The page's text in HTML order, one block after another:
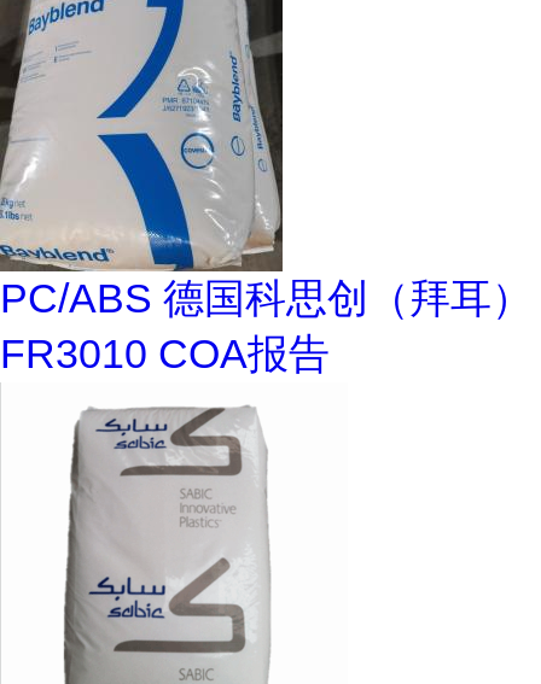
PC/ABS 德国科思创（拜耳）
FR3010 COA报告